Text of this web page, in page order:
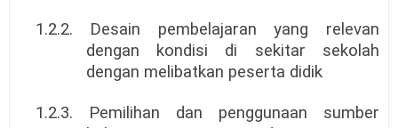
1.2.2. Desain pembelajaran yang relevan
dengan kondisi di sekitar sekolah
dengan melibatkan peserta didik
1.2.3. Pemilihan dan penggunaan sumber